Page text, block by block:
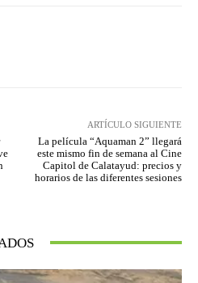
ARTÍCULO SIGUIENTE
La película “Aquaman 2” llegará
este mismo fin de semana al Cine
Capitol de Calatayud: precios y
horarios de las diferentes sesiones